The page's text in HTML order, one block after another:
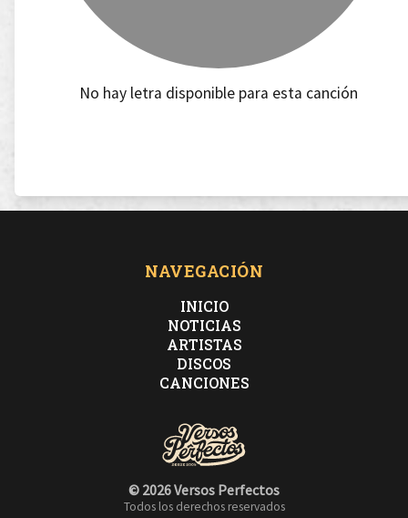
No hay letra disponible para esta canción
NAVEGACIÓN
INICIO
NOTICIAS
ARTISTAS
DISCOS
CANCIONES
© 2026 Versos Perfectos
Todos los derechos reservados